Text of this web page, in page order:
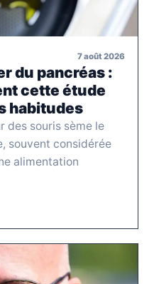
7 août 2026
du pancréas :
cette étude
habitudes
des souris sème le
souvent considérée
alimentation